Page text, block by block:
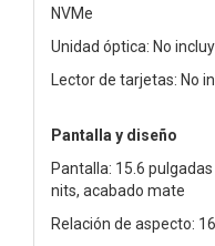
NVMe
Unidad óptica: No
Lector de tarjetas: No
Pantalla y diseño
Pantalla: 15.6
nits, acabado mate
Relación de aspecto: